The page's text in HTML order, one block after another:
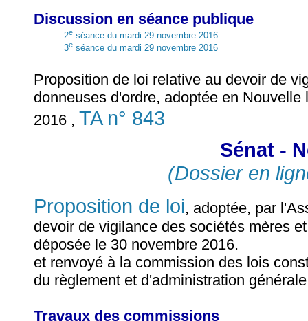
Discussion en séance publique
2e séance du mardi 29 novembre 2016
3e séance du mardi 29 novembre 2016
Proposition de loi relative au devoir de
donneuses d'ordre, adoptée en
2016 , TA n° 843
Sénat -
(Dossier en
Proposition de loi, adoptée, par
devoir de vigilance des sociétés mères
déposée le 30 novembre 2016.
et renvoyé à la commission des lois
du règlement et d'administration générale
Travaux des commissions